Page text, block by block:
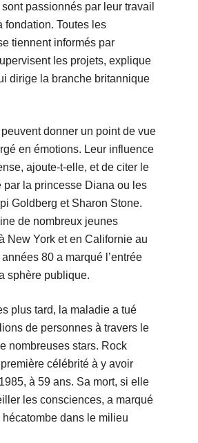
passionnés par leur travail
fondation. Toutes les
tiennent informés par
les projets, explique
dirige la branche britannique
donner un point de vue
en émotions. Leur influence
ajoute-t-elle, et de citer le
par la princesse Diana ou les
Goldberg et Sharon Stone.
de nombreux jeunes
New York et en Californie au
80 a marqué l’entrée
sphère publique.
plus tard, la maladie a tué
de personnes à travers le
nombreuses stars. Rock
célébrité à y avoir
à 59 ans. Sa mort, si elle
les consciences, a marqué
hécatombe dans le milieu